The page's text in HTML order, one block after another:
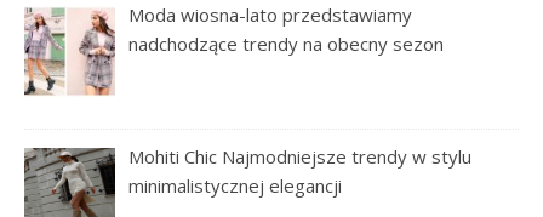
Moda wiosna-lato przedstawiamy
nadchodzące trendy na obecny sezon
Mohiti Chic Najmodniejsze trendy w stylu
minimalistycznej elegancji